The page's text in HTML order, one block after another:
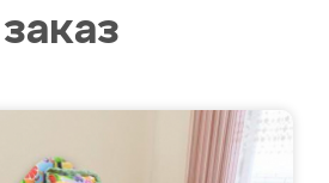
заказ